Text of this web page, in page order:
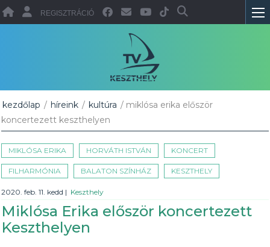
REGISZTRÁCIÓ
kezdőlap / híreink / kultúra / miklósa erika először
koncertezett keszthelyen
MIKLÓSA ERIKA HORVÁTH ISTVÁN KONCERT
FILHARMÓNIA BALATON SZÍNHÁZ KESZTHELY
2020. feb. 11. kedd | Keszthely
Miklósa Erika először koncertezett
Keszthelyen